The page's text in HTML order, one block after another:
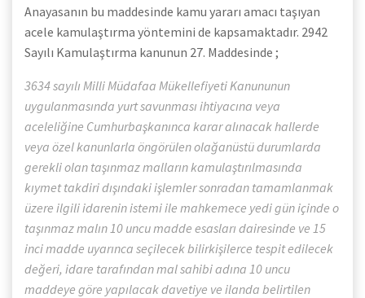
Anayasanın bu maddesinde kamu yararı amacı taşıyan
acele kamulaştırma yöntemini de kapsamaktadır. 2942
Sayılı Kamulaştırma kanunun 27. Maddesinde ;
3634 sayılı Milli Müdafaa Mükellefiyeti Kanununun
uygulanmasında yurt savunması ihtiyacına veya
aceleliğine Cumhurbaşkanınca karar alınacak hallerde
veya özel kanunlarla öngörülen olağanüstü durumlarda
gerekli olan taşınmaz malların kamulaştırılmasında
kıymet takdiri dışındaki işlemler sonradan tamamlanmak
üzere ilgili idarenin istemi ile mahkemece yedi gün içinde o
taşınmaz malın 10 uncu madde esasları dairesinde ve 15
inci madde uyarınca seçilecek bilirkişilerce tespit edilecek
değeri, idare tarafından mal sahibi adına 10 uncu
maddeye göre yapılacak davetiye ve ilanda belirtilen